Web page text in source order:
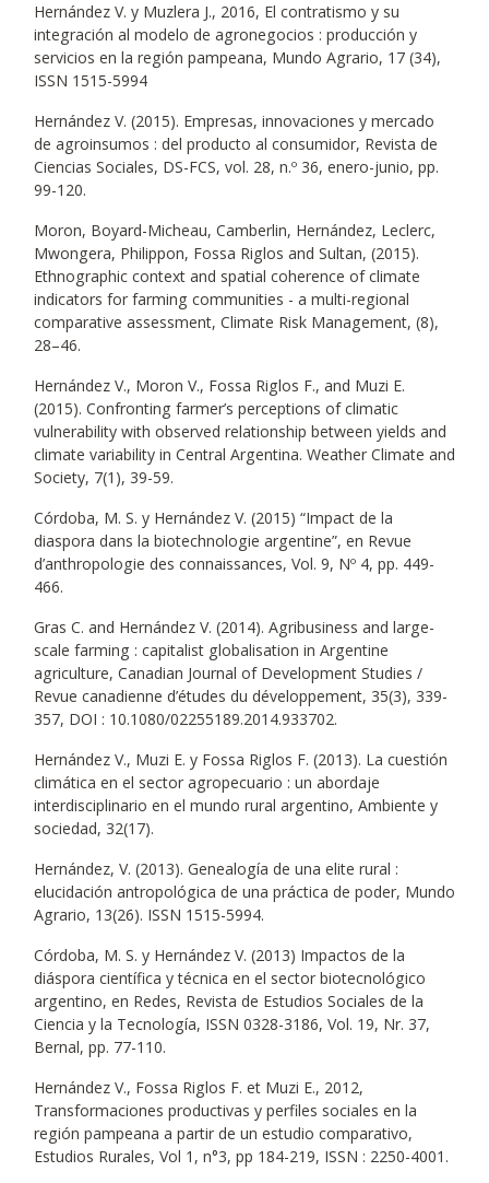
Hernández V. y Muzlera J., 2016, El contratismo y su
integración al modelo de agronegocios : producción y
servicios en la región pampeana, Mundo Agrario, 17 (34),
ISSN 1515-5994
Hernández V. (2015). Empresas, innovaciones y mercado
de agroinsumos : del producto al consumidor, Revista de
Ciencias Sociales, DS-FCS, vol. 28, n.º 36, enero-junio, pp.
99-120.
Moron, Boyard-Micheau, Camberlin, Hernández, Leclerc,
Mwongera, Philippon, Fossa Riglos and Sultan, (2015).
Ethnographic context and spatial coherence of climate
indicators for farming communities - a multi-regional
comparative assessment, Climate Risk Management, (8),
28–46.
Hernández V., Moron V., Fossa Riglos F., and Muzi E.
(2015). Confronting farmer’s perceptions of climatic
vulnerability with observed relationship between yields and
climate variability in Central Argentina. Weather Climate and
Society, 7(1), 39-59.
Córdoba, M. S. y Hernández V. (2015) “Impact de la
diaspora dans la biotechnologie argentine”, en Revue
d’anthropologie des connaissances, Vol. 9, Nº 4, pp. 449-
466.
Gras C. and Hernández V. (2014). Agribusiness and large-
scale farming : capitalist globalisation in Argentine
agriculture, Canadian Journal of Development Studies /
Revue canadienne d’études du développement, 35(3), 339-
357, DOI : 10.1080/02255189.2014.933702.
Hernández V., Muzi E. y Fossa Riglos F. (2013). La cuestión
climática en el sector agropecuario : un abordaje
interdisciplinario en el mundo rural argentino, Ambiente y
sociedad, 32(17).
Hernández, V. (2013). Genealogía de una elite rural :
elucidación antropológica de una práctica de poder, Mundo
Agrario, 13(26). ISSN 1515-5994.
Córdoba, M. S. y Hernández V. (2013) Impactos de la
diáspora científica y técnica en el sector biotecnológico
argentino, en Redes, Revista de Estudios Sociales de la
Ciencia y la Tecnología, ISSN 0328-3186, Vol. 19, Nr. 37,
Bernal, pp. 77-110.
Hernández V., Fossa Riglos F. et Muzi E., 2012,
Transformaciones productivas y perfiles sociales en la
región pampeana a partir de un estudio comparativo,
Estudios Rurales, Vol 1, n°3, pp 184-219, ISSN : 2250-4001.